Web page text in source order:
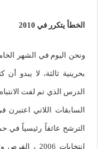
الخطأ يتكرر في 2010
بحرينية ثالثة، لا يبدو
الدرس الذي تم لفت
السابقات اللاتي
الترشح عائقاً رئيسياً في
انتخابات